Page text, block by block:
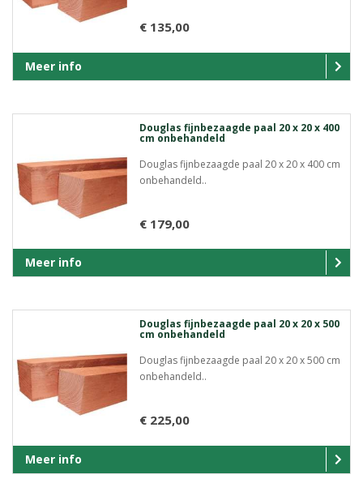
€ 135,00
Meer info
Douglas fijnbezaagde paal 20 x 20 x 400
cm onbehandeld
Douglas fijnbezaagde paal 20 x 20 x 400 cm
onbehandeld..
€ 179,00
Meer info
Douglas fijnbezaagde paal 20 x 20 x 500
cm onbehandeld
Douglas fijnbezaagde paal 20 x 20 x 500 cm
onbehandeld..
€ 225,00
Meer info